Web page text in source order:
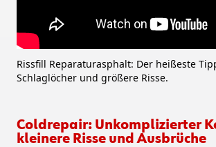
Rissfill Reparaturasphalt: Der heißeste
Schlaglöcher und größere Risse.
Coldrepair: Unkomplizierter
kleinere Risse und Ausbrüche